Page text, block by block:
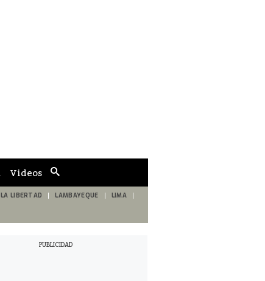
de
búsqueda
Videos
LA LIBERTAD LAMBAYEQUE LIMA